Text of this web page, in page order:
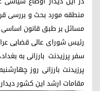
منطقه مورد بحث و بررسی
مسائل بر طبق قانون اساسی
رئیس شورای عالی قضایی
سفر پرزیدنت بارزانی به
مقامات ارشد این کشور